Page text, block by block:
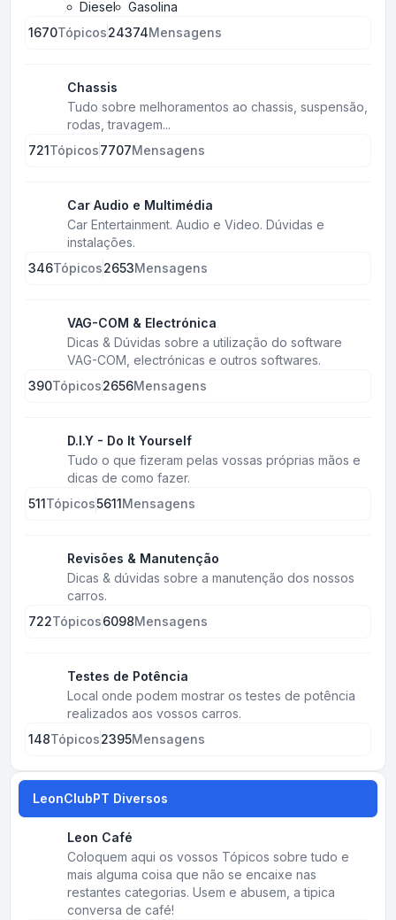
Diesel
Gasolina
1670Tópicos24374Mensagens
Chassis
Tudo sobre melhoramentos ao chassis, suspensão,
rodas, travagem...
721Tópicos7707Mensagens
Car Audio e Multimédia
Car Entertainment. Audio e Video. Dúvidas e
instalações.
346Tópicos2653Mensagens
VAG-COM & Electrónica
Dicas & Dúvidas sobre a utilização do software
VAG-COM, electrónicas e outros softwares.
390Tópicos2656Mensagens
D.I.Y - Do It Yourself
Tudo o que fizeram pelas vossas próprias mãos e
dicas de como fazer.
511Tópicos5611Mensagens
Revisões & Manutenção
Dicas & dúvidas sobre a manutenção dos nossos
carros.
722Tópicos6098Mensagens
Testes de Potência
Local onde podem mostrar os testes de potência
realizados aos vossos carros.
148Tópicos2395Mensagens
LeonClubPT Diversos
Leon Café
Coloquem aqui os vossos Tópicos sobre tudo e
mais alguma coisa que não se encaixe nas
restantes categorias. Usem e abusem, a tipica
conversa de café!